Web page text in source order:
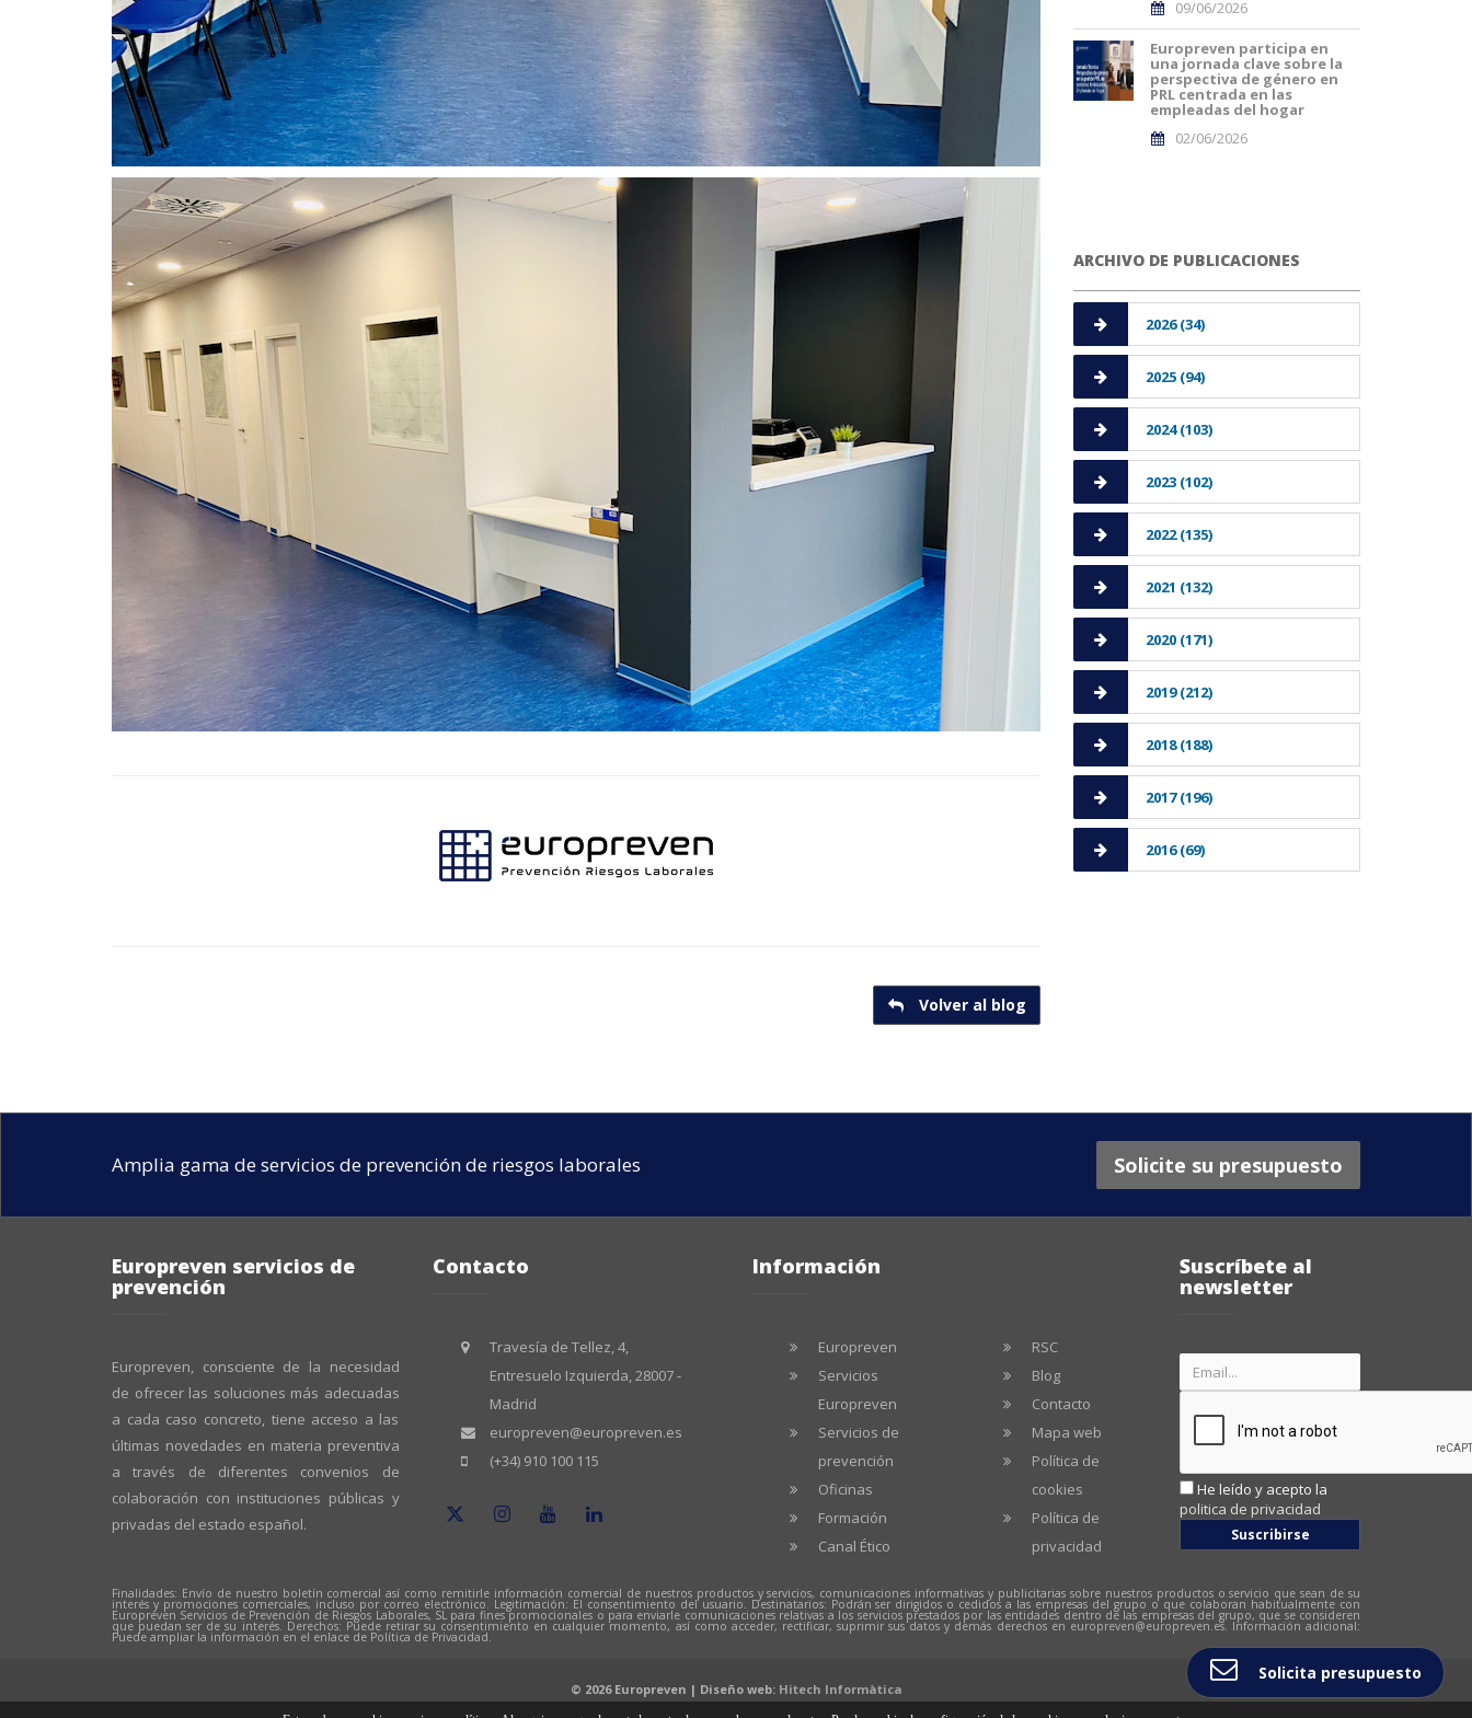
Solicita presupuesto
Volver al blog
09/06/2026
Europreven participa en
una jornada clave sobre la
perspectiva de género en
PRL centrada en las
empleadas del hogar
02/06/2026
ARCHIVO DE PUBLICACIONES
2026 (34)
2025 (94)
2024 (103)
2023 (102)
2022 (135)
2021 (132)
2020 (171)
2019 (212)
2018 (188)
2017 (196)
2016 (69)
Amplia gama de servicios de prevención de riesgos laborales Solicite su presupuesto
Europreven servicios de
prevención
Europreven, consciente de la necesidad
de ofrecer las soluciones más adecuadas
a cada caso concreto, tiene acceso a las
últimas novedades en materia preventiva
a través de diferentes convenios de
colaboración con instituciones públicas y
privadas del estado español.
Contacto
Travesía de Tellez, 4,
Entresuelo Izquierda, 28007 -
Madrid
europreven@europreven.es
(+34) 910 100 115
Información
Europreven
Servicios
Europreven
Servicios de
prevención
Oficinas
Formación
Canal Ético
RSC
Blog
Contacto
Mapa web
Política de
cookies
Política de
privacidad
Suscríbete al
newsletter
He leído y acepto la
politica de privacidad
Suscribirse
Finalidades: Envío de nuestro boletín comercial así como remitirle información comercial de nuestros productos y servicios, comunicaciones informativas y publicitarias sobre nuestros productos o servicio que sean de su
interés y promociones comerciales, incluso por correo electrónico. Legitimación: El consentimiento del usuario. Destinatarios: Podrán ser dirigidos o cedidos a las empresas del grupo o que colaboran habitualmente con
Europreven Servicios de Prevención de Riesgos Laborales, SL para fines promocionales o para enviarle comunicaciones relativas a los servicios prestados por las entidades dentro de las empresas del grupo, que se consideren
que puedan ser de su interés. Derechos: Puede retirar su consentimiento en cualquier momento, así como acceder, rectificar, suprimir sus datos y demás derechos en europreven@europreven.es. Información adicional:
Puede ampliar la información en el enlace de Política de Privacidad.
© 2026 Europreven | Diseño web: Hitech Informàtica